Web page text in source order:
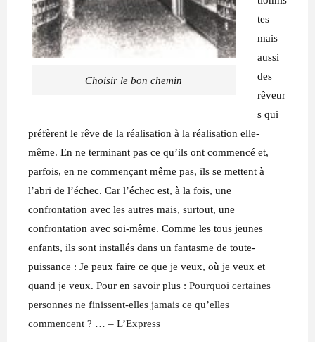
Choisir le bon chemin
tes
mais
aussi
des
rêveur
s qui
préfèrent le rêve de la réalisation à la réalisation elle-
même. En ne terminant pas ce qu’ils ont commencé et,
parfois, en ne commençant même pas, ils se mettent à
l’abri de l’échec. Car l’échec est, à la fois, une
confrontation avec les autres mais, surtout, une
confrontation avec soi-même. Comme les tous jeunes
enfants, ils sont installés dans un fantasme de toute-
puissance : Je peux faire ce que je veux, où je veux et
quand je veux. Pour en savoir plus :Pourquoi certaines
personnes ne finissent-elles jamais ce qu’elles
commencent ? … – L’Express